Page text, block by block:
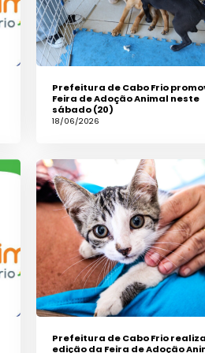
Prefeitura de Cabo Frio
Feira de Adoção Animal neste
sábado (20)
18/06/2026
Prefeitura de Cabo Frio
edição da Feira de Adoção